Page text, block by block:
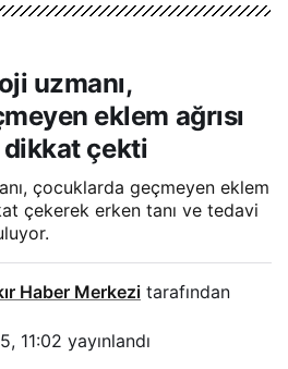
uzmanı,
eklem ağrısı
çekti
çocuklarda geçmeyen eklem
çekerek erken tanı ve tedavi
Haber Merkezi tarafından
11:02 yayınlandı